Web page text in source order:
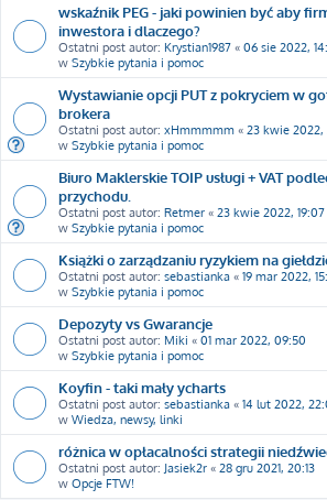
wskaźnik PEG - jaki powinien być aby
inwestora i dlaczego?
Ostatni post autor: Krystian1987 « 06 sie 2022,
w Szybkie pytania i pomoc
Wystawianie opcji PUT z pokryciem w
brokera
Ostatni post autor: xHmmmmm « 23 kwie 2022,
w Szybkie pytania i pomoc
Biuro Maklerskie TOIP usługi + VAT
przychodu.
Ostatni post autor: Retmer « 23 kwie 2022, 19:07
w Szybkie pytania i pomoc
Książki o zarządzaniu ryzykiem na
Ostatni post autor: sebastianka « 19 mar 2022,
w Szybkie pytania i pomoc
Depozyty vs Gwarancje
Ostatni post autor: Miki « 01 mar 2022, 09:50
w Szybkie pytania i pomoc
Koyfin - taki mały ycharts
Ostatni post autor: sebastianka « 14 lut 2022,
w Wiedza, newsy, linki
różnica w opłacalności strategii
Ostatni post autor: Jasiek2r « 28 gru 2021, 20:13
w Opcje FTW!